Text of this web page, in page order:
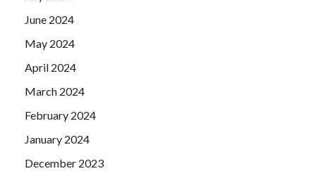
June 2024
May 2024
April 2024
March 2024
February 2024
January 2024
December 2023